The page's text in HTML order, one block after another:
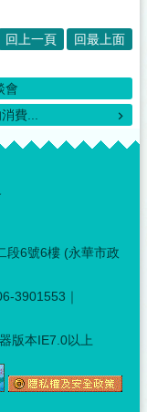
回上一頁 回最上面
會
費...
段6號6樓 (永華市政
3901553｜
版本IE7.0以上